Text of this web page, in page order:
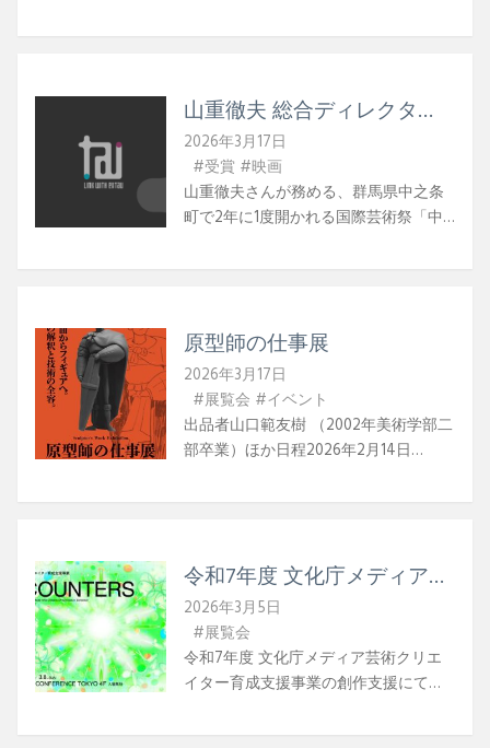
26日（木）18時～2026年3月27日
年3月29日（日）14時～受付・開場は開
演の30分前全席自由席入場料一般：
2,500円学生：2,000円当日：3,000円
（一律）当日精算・現金の
み KAEDEN「かいそう」予約ページ場
mail：kaeden.gekidan@gmail.com ＊本
作品は自殺を主題にしておりますが、
作家及び団体には自殺を助長する意図
はありません。 [キャスト]池田麻美
一木海南江 鈴江花恋 鈴木楓 松橋
惟真 （全員美術学部在学生） [スタッ
（美術学部在学生）音響：苗代ヒロ
（美術学部在学生）宣伝美術：髙槇さ
やか制作：黒川実蘭（美術学部在学
生）
山重徹夫 総合ディレクタ
ー 『中之条ビエンナーレ』
第76回芸術選奨文部科学大臣
新人賞(芸術振興部門)を受
賞！
2026年3月17日
#受賞 #映画
山重徹夫さんが務める、群馬県中之条
町で2年に1度開かれる国際芸術祭「中
文部科学大臣新人賞(芸術振興部門)を受
徹夫（1998年美術学部二部卒業）
WEB「中之条ビエンナーレ」公式サイ
ト
原型師の仕事展
2026年3月17日
#展覧会 #イベント
出品者山口範友樹 （2002年美術学部二
部卒業）ほか日程2026年2月14日
9:30～17:00（最終受付16:30まで）休館
800円／小中学生400円／未就学児無
料 *入館料（大人400円／小中学生
200円）を含む*未就学児は入館料も無
料場所横浜人形の家２階多目的室神奈
川県横浜市中区山下町 18番地WEB原型
令和7年度 文化庁メディア芸
術クリエイター育成支援事業
成果発表イベント
「ENCOUNTERS」
2026年3月5日
#展覧会
令和7年度 文化庁メディア芸術クリエ
イター育成支援事業の創作支援にて採
作 家mgr allergen0024（2025年 修士